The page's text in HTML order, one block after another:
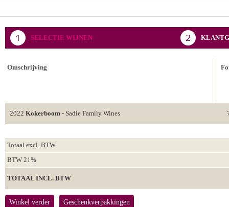
SELECTIE WIJNEN
Omschrijving
2022 Kokerboom - Sadie Family Wines
Totaal excl. BTW
BTW 21%
TOTAAL INCL. BTW
Winkel verder Geschenkverpakkingen